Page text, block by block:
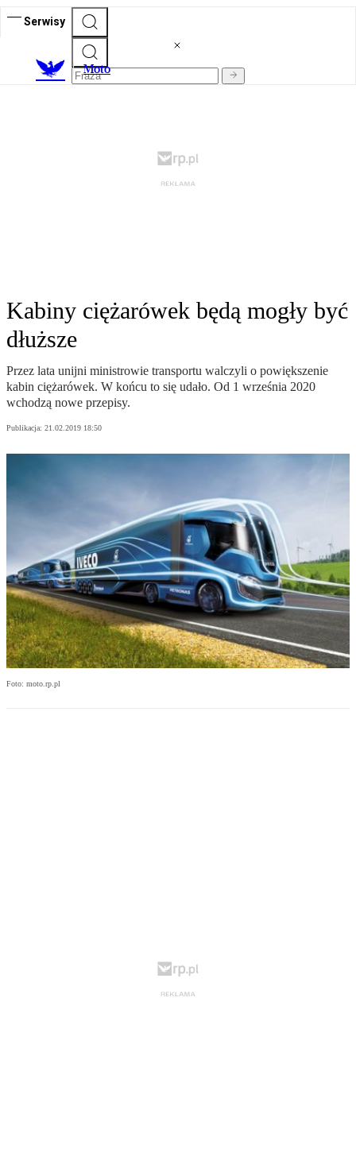
Serwisy
Moto
Kabiny ciężarówek będą mogły być
dłuższe
Przez lata unijni ministrowie transportu walczyli o powiększenie
kabin ciężarówek. W końcu to się udało. Od 1 września 2020
wchodzą nowe przepisy.
Publikacja: 21.02.2019 18:50
Foto: moto.rp.pl